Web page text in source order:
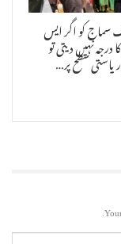
کو اگر ایس
نہیں دیتی تو
سطح پر…